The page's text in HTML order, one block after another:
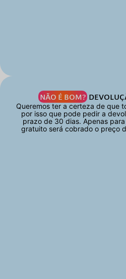
NÃO É BOM?
Queremos ter a certeza de que
por isso que pode pedir a
prazo de 30 dias. Apenas
gratuito será cobrado o preço